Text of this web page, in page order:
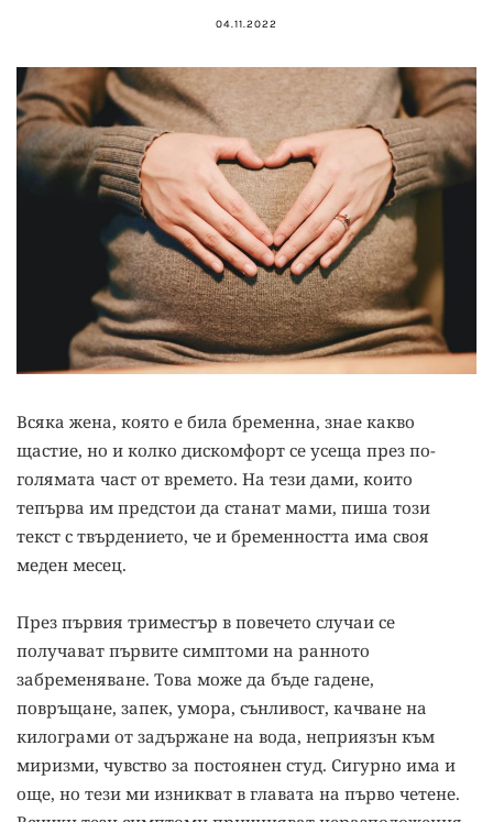
04.11.2022
Всяка жена, която е била бременна, знае какво
щастие, но и колко дискомфорт се усеща през по-
голямата част от времето. На тези дами, които
тепърва им предстои да станат мами, пиша този
текст с твърдението, че и бременността има своя
меден месец.
През първия триместър в повечето случаи се
получават първите симптоми на ранното
забременяване. Това може да бъде гадене,
повръщане, запек, умора, сънливост, качване на
килограми от задържане на вода, неприязън към
миризми, чувство за постоянен студ. Сигурно има и
още, но тези ми изникват в главата на първо четене.